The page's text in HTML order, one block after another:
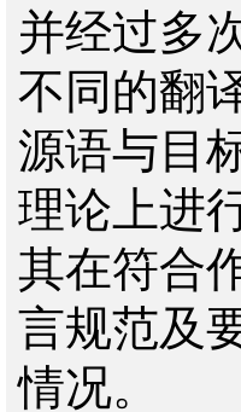
并经过多
不同的翻
源语与目
理论上进
其在符合
言规范及
情况。